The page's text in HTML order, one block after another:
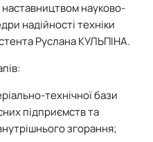
квитки
мов
підтримка
середовище
вчених
НУБіП України
пам'ятки
діяльність
комплекс, лісове і
господарство, ветеринарна
та автору
НУБіП України
проведення науково-
та організації
фонд «Голосіївська ініціатива
та працівники
і професори НУБіП України
кур'єр
університету
інформації
особа з питань запобігання
антикорупційного
НУБіП України
нормативно-правові акти
наставництвом науково-
надійності техніки
Руслана КУЛЬПІНА.
технічної бази
підприємств та
згорання;